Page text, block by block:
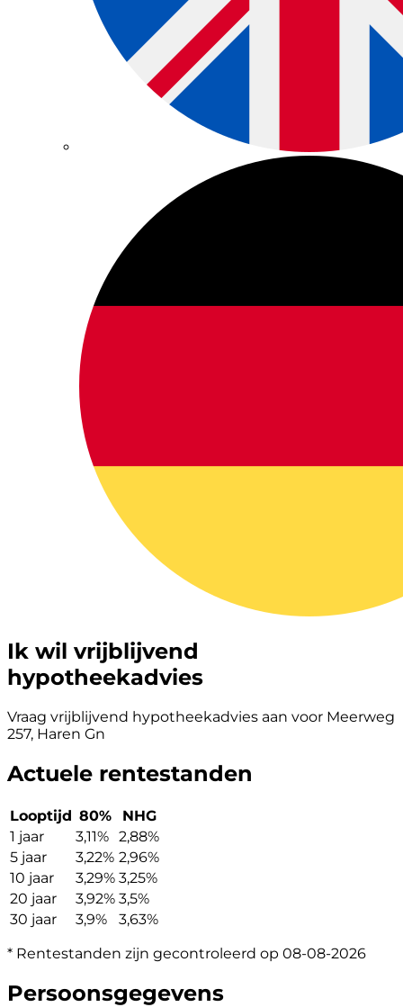
Ik wil vrijblijvend
hypotheekadvies
Vraag vrijblijvend hypotheekadvies aan voor Meerweg
257, Haren Gn
Actuele rentestanden
Looptijd 80%
NHG
1 jaar
3,11% 2,88%
5 jaar
3,22% 2,96%
10 jaar
3,29% 3,25%
20 jaar
3,92% 3,5%
30 jaar
3,9%
3,63%
* Rentestanden zijn gecontroleerd op 08-08-2026
Persoonsgegevens